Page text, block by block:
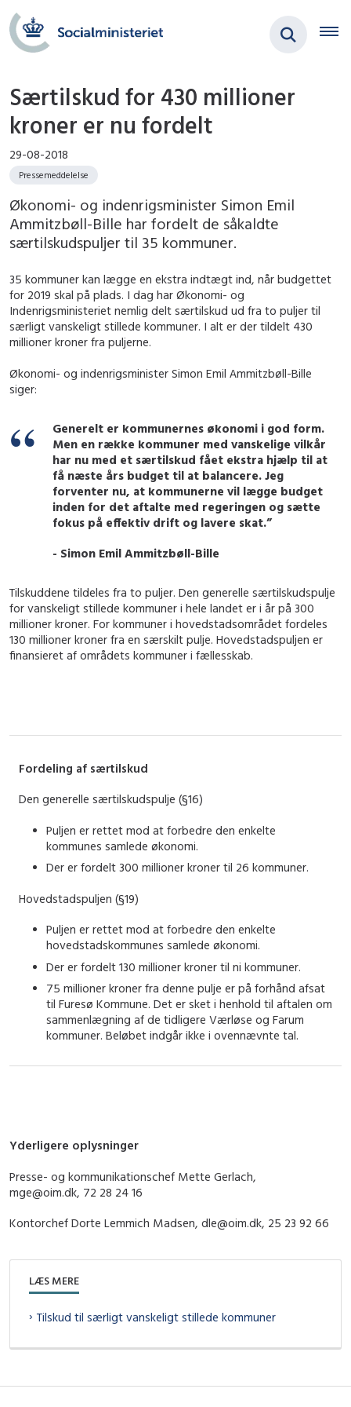
Særtilskud for 430 millioner
kroner er nu fordelt
29-08-2018
Pressemeddelelse
Økonomi- og indenrigsminister Simon Emil
Ammitzbøll-Bille har fordelt de såkaldte
særtilskudspuljer til 35 kommuner.
35 kommuner kan lægge en ekstra indtægt ind, når budgettet
for 2019 skal på plads. I dag har Økonomi- og
Indenrigsministeriet nemlig delt særtilskud ud fra to puljer til
særligt vanskeligt stillede kommuner. I alt er der tildelt 430
millioner kroner fra puljerne.
Økonomi- og indenrigsminister Simon Emil Ammitzbøll-Bille
siger:
Generelt er kommunernes økonomi i god form.
Men en række kommuner med vanskelige vilkår
har nu med et særtilskud fået ekstra hjælp til at
få næste års budget til at balancere. Jeg
forventer nu, at kommunerne vil lægge budget
inden for det aftalte med regeringen og sætte
fokus på effektiv drift og lavere skat.”
- Simon Emil Ammitzbøll-Bille
Tilskuddene tildeles fra to puljer. Den generelle særtilskudspulje
for vanskeligt stillede kommuner i hele landet er i år på 300
millioner kroner. For kommuner i hovedstadsområdet fordeles
130 millioner kroner fra en særskilt pulje. Hovedstadspuljen er
finansieret af områdets kommuner i fællesskab.
Fordeling af særtilskud
Den generelle særtilskudspulje (§16)
Puljen er rettet mod at forbedre den enkelte
kommunes samlede økonomi.
Der er fordelt 300 millioner kroner til 26 kommuner.
Hovedstadspuljen (§19)
Puljen er rettet mod at forbedre den enkelte
hovedstadskommunes samlede økonomi.
Der er fordelt 130 millioner kroner til ni kommuner.
75 millioner kroner fra denne pulje er på forhånd afsat
til Furesø Kommune. Det er sket i henhold til aftalen om
sammenlægning af de tidligere Værløse og Farum
kommuner. Beløbet indgår ikke i ovennævnte tal.
Yderligere oplysninger
Presse- og kommunikationschef Mette Gerlach,
mge@oim.dk, 72 28 24 16
Kontorchef Dorte Lemmich Madsen, dle@oim.dk, 25 23 92 66
LÆS MERE
Tilskud til særligt vanskeligt stillede kommuner